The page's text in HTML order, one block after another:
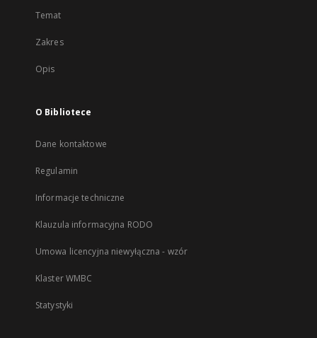
Temat
Zakres
Opis
O Bibliotece
Dane kontaktowe
Regulamin
Informacje techniczne
Klauzula informacyjna RODO
Umowa licencyjna niewyłączna - wzór
Klaster WMBC
Statystyki